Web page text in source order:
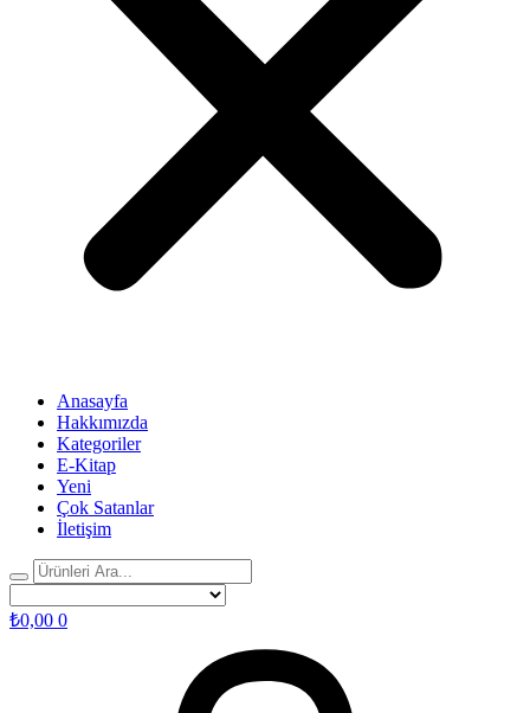
Anasayfa
Hakkımızda
Kategoriler
E-Kitap
Yeni
Çok Satanlar
İletişim
₺0,00 0